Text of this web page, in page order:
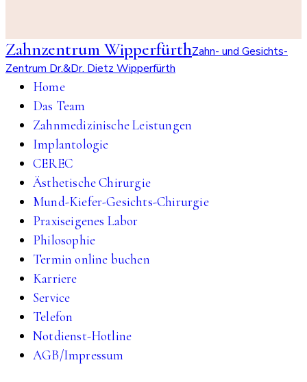
Zahnzentrum WipperfürthZahn- und Gesichts-
Zentrum Dr.&Dr. Dietz Wipperfürth
Home
Das Team
Zahnmedizinische Leistungen
Implantologie
CEREC
Ästhetische Chirurgie
Mund-Kiefer-Gesichts-Chirurgie
Praxiseigenes Labor
Philosophie
Termin online buchen
Karriere
Service
Telefon
Notdienst-Hotline
AGB/Impressum